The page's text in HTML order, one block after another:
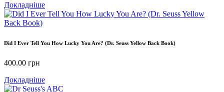
Докладніше
Did I Ever Tell You How Lucky You Are? (Dr. Seuss Yellow Back Book)
400.00 грн
Докладніше